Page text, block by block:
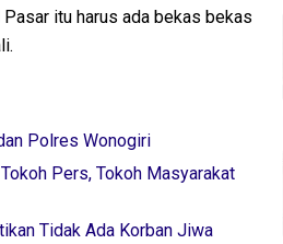
itu harus ada bekas bekas
Polres Wonogiri
Pers, Tokoh Masyarakat
Tidak Ada Korban Jiwa